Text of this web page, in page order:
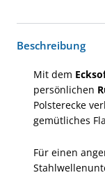
Beschreibung
Mit dem
persönlichen
Polsterecke
gemütliches
Für einen